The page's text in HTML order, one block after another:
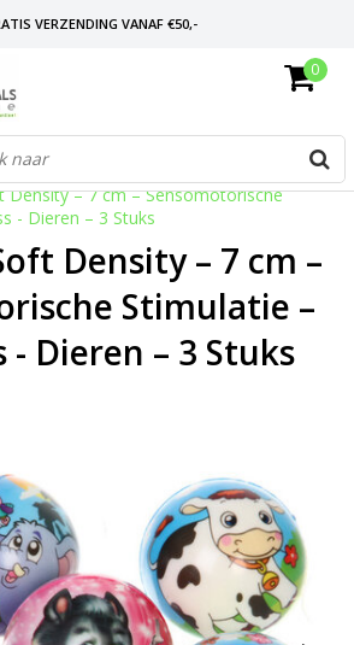
VERZENDING VANAF €50,-
EN 30 DAGEN BEDENKTIJD
0
Density – 7 cm – Sensomotorische
- Dieren – 3 Stuks
Density – 7 cm –
Stimulatie –
- Dieren – 3 Stuks